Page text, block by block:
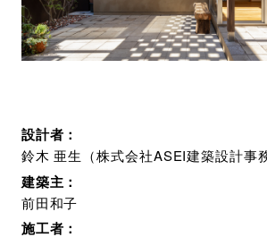
設計者：
鈴木 亜生（株式会社ASEI建築設計事
建築主：
前田和子
施工者：